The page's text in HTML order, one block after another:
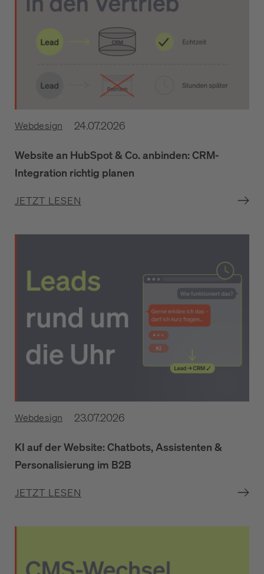
Webdesign 24.07.2026
Website an HubSpot & Co. anbinden: CRM-
Integration richtig planen
JETZT LESEN
Webdesign 23.07.2026
KI auf der Website: Chatbots, Assistenten &
Personalisierung im B2B
JETZT LESEN